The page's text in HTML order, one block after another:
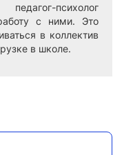
психолог
с ними. Это
в коллектив
в школе.